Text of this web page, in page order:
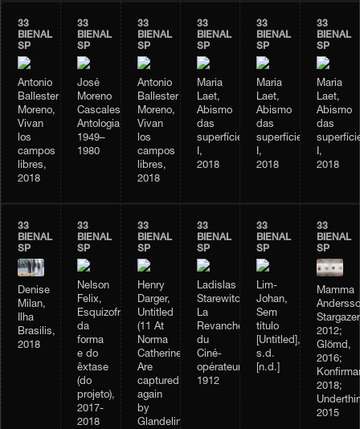
33
BIENAL
SP
Antonio
Ballester
Moreno,
Vivan
los
campos
libres,
2018
33
BIENAL
SP
José
Moreno
Cascales,
Antologia,
1949–
1980
33
BIENAL
SP
Antonio
Ballester
Moreno,
Vivan
los
campos
libres,
2018
33
BIENAL
SP
Maria
Laet,
Abismo
das
superfícies
I,
2018
33
BIENAL
SP
Maria
Laet,
Abismo
das
superfícies
I,
2018
33
BIENAL
SP
Maria
Laet,
Abismo
das
I,
2018
33
BIENAL
SP
Denise
Milan,
Ilha
Brasilis,
2018
33
BIENAL
SP
Nelson
Felix,
Esquizofrenia
da
forma
e do
êxtase
(do
projeto),
2017-
2018
33
BIENAL
SP
Henry
Darger,
Untitled
(11 At
Norma
Catherine.
Are
captured
again
by
Glandelinian
33
BIENAL
SP
Ladislas
Starewitch,
La
Revanche
du
Ciné-
opérateur,
1912
33
BIENAL
SP
Lim-
Johan,
Sem
título
[Untitled],
s.d.
[n.d.]
33
BIENAL
SP
Mamma
2012;
Glömd,
2016;
2018;
2015